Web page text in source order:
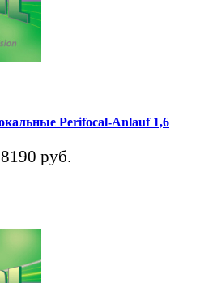
Perifocal-Anlauf 1,6
руб.